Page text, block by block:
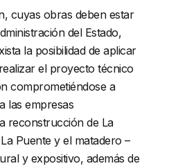
cuyas obras deben estar
del Estado,
la posibilidad de aplicar
el proyecto técnico
comprometiéndose a
las empresas
reconstrucción de La
Puente y el matadero –
y expositivo, además de